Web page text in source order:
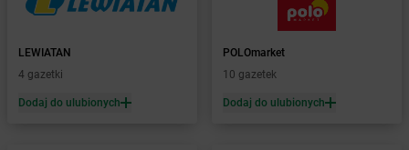
Żabka Białka
Żabka Białobrzegi
Żabka Bialogard
Żabka Białogóra
LEWIATAN
4 gazetki
Dodaj do ulubionych
POLOmarket
10 gazetek
Dodaj do ulubionych